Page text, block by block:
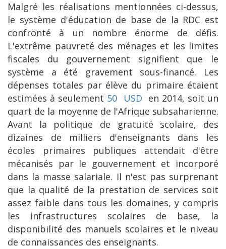
Malgré les réalisations mentionnées ci-dessus,
le système d'éducation de base de la RDC est
confronté à un nombre énorme de défis.
L'extrême pauvreté des ménages et les limites
fiscales du gouvernement signifient que le
système a été gravement sous-financé. Les
dépenses totales par élève du primaire étaient
estimées à seulement 50 USD en 2014, soit un
quart de la moyenne de l'Afrique subsaharienne.
Avant la politique de gratuité scolaire, des
dizaines de milliers d'enseignants dans les
écoles primaires publiques attendait d'être
mécanisés par le gouvernement et incorporé
dans la masse salariale. Il n'est pas surprenant
que la qualité de la prestation de services soit
assez faible dans tous les domaines, y compris
les infrastructures scolaires de base, la
disponibilité des manuels scolaires et le niveau
de connaissances des enseignants.